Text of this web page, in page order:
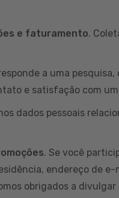
e faturamento.
a uma
e satisfação com
dados pessoais
. Se você
endereço de
obrigados a